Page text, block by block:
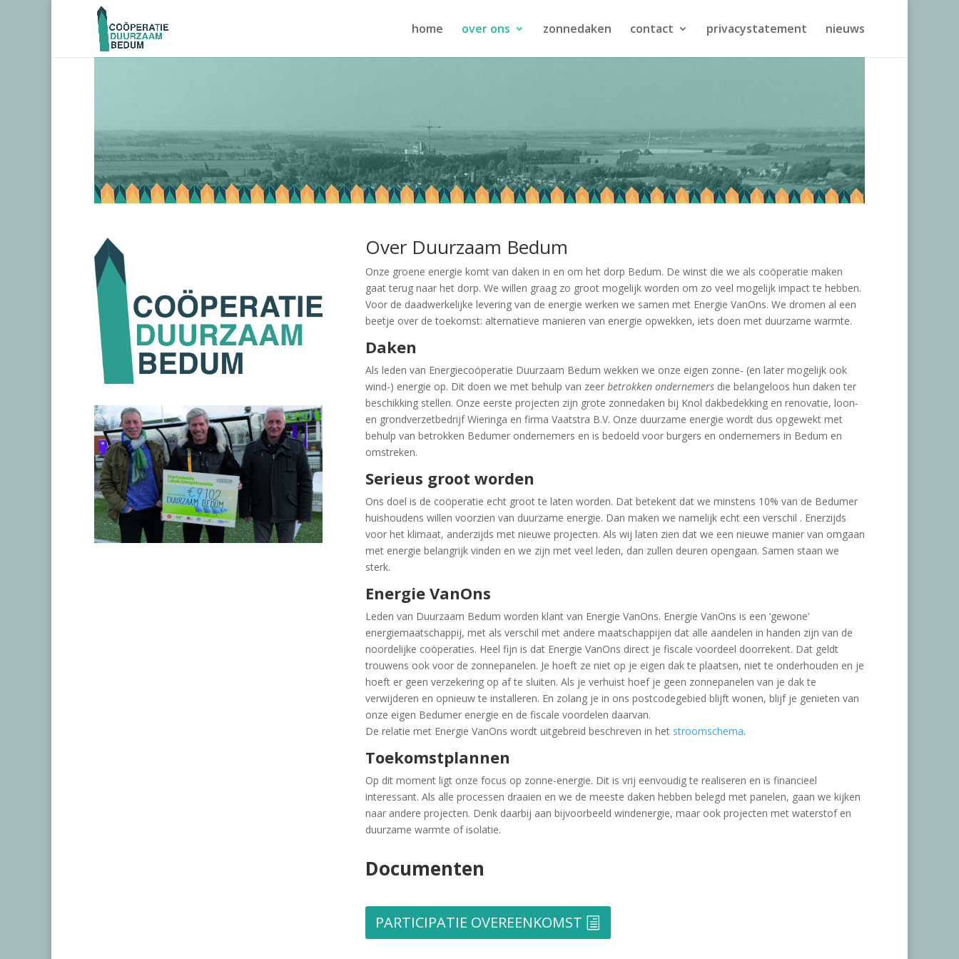
home over ons zonnedaken contact privacystatement nieuws
Over Duurzaam Bedum
Onze groene energie komt van daken in en om het dorp Bedum. De winst die we als coöperatie maken
gaat terug naar het dorp. We willen graag zo groot mogelijk worden om zo veel mogelijk impact te hebben.
Voor de daadwerkelijke levering van de energie werken we samen met Energie VanOns. We dromen al een
beetje over de toekomst: alternatieve manieren van energie opwekken, iets doen met duurzame warmte.
Daken
Als leden van Energiecoöperatie Duurzaam Bedum wekken we onze eigen zonne- (en later mogelijk ook
wind-) energie op. Dit doen we met behulp van zeer betrokken ondernemersdie belangeloos hun daken ter
beschikking stellen. Onze eerste projecten zijn grote zonnedaken bij Knol dakbedekking en renovatie, loon-
en grondverzetbedrijf Wieringa en firma Vaatstra B.V. Onze duurzame energie wordt dus opgewekt met
behulp van betrokken Bedumer ondernemers en is bedoeld voor burgers en ondernemers in Bedum en
omstreken.
Serieus groot worden
Ons doel is de coöperatie echt groot te laten worden. Dat betekent dat we minstens 10% van de Bedumer
huishoudens willen voorzien van duurzame energie. Dan maken we namelijk echt een verschil . Enerzijds
voor het klimaat, anderzijds met nieuwe projecten. Als wij laten zien dat we een nieuwe manier van omgaan
met energie belangrijk vinden en we zijn met veel leden, dan zullen deuren opengaan. Samen staan we
sterk.
Energie VanOns
Leden van Duurzaam Bedum worden klant van Energie VanOns. Energie VanOns is een ‘gewone’
energiemaatschappij, met als verschil met andere maatschappijen dat alle aandelen in handen zijn van de
noordelijke coöperaties. Heel fijn is dat Energie VanOns direct je fiscale voordeel doorrekent. Dat geldt
trouwens ook voor de zonnepanelen. Je hoeft ze niet op je eigen dak te plaatsen, niet te onderhouden en je
hoeft er geen verzekering op af te sluiten. Als je verhuist hoef je geen zonnepanelen van je dak te
verwijderen en opnieuw te installeren. En zolang je in ons postcodegebied blijft wonen, blijf je genieten van
onze eigen Bedumer energie en de fiscale voordelen daarvan.
De relatie met Energie VanOns wordt uitgebreid beschreven in het stroomschema.
Toekomstplannen
Op dit moment ligt onze focus op zonne-energie. Dit is vrij eenvoudig te realiseren en is financieel
interessant. Als alle processen draaien en we de meeste daken hebben belegd met panelen, gaan we kijken
naar andere projecten. Denk daarbij aan bijvoorbeeld windenergie, maar ook projecten met waterstof en
duurzame warmte of isolatie.
Documenten
PARTICIPATIE OVEREENKOMST